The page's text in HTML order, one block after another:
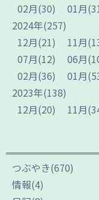
02月(30) 01月
2024年(257)
12月(21) 11月
07月(12) 06月
02月(36) 01月
2023年(138)
12月(20) 11月
つぶやき(670)
情報(4)